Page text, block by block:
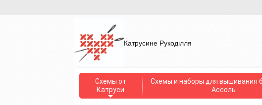
Катрусине Рукоділля
Схемы от
Катруси
Схемы и наборы для вышивания
Ассоль